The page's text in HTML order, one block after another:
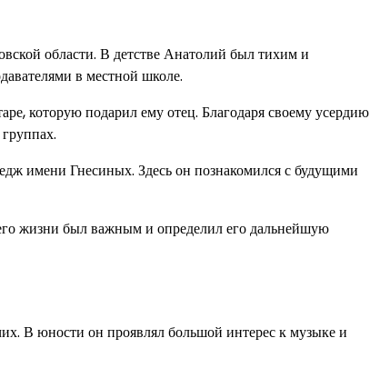
области. В детстве Анатолий был тихим и
в местной школе.
которую подарил ему отец. Благодаря своему усердию
имени Гнесиных. Здесь он познакомился с будущими
жизни был важным и определил его дальнейшую
В юности он проявлял большой интерес к музыке и